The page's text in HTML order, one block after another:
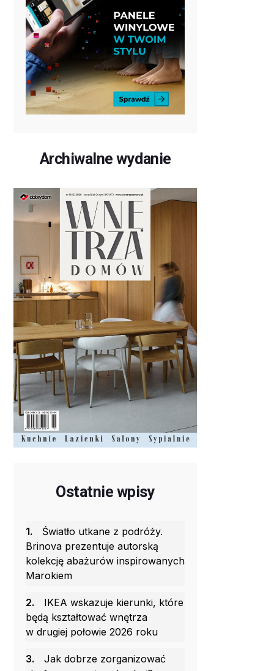
Archiwalne wydanie
Ostatnie wpisy
1.
Światło utkane z podróży.
Brinova prezentuje autorską
kolekcję abażurów inspirowanych
Marokiem
2.
IKEA wskazuje kierunki, które
będą kształtować wnętrza
w drugiej połowie 2026 roku
3.
Jak dobrze zorganizować